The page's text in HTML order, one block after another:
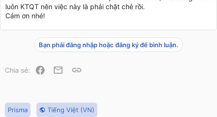
luôn KTQT nên việc này là phải chặt chẻ rồi.
Cảm ơn nhé!
Bạn phải đăng nhập hoặc đăng ký để bình luận.
Chia sẻ: Facebook
Email
Prisma
Tiếng Việt (VN)